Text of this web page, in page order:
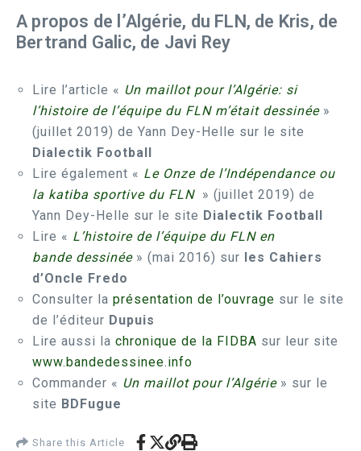
A propos de l’Algérie, du FLN, de Kris, de
Bertrand Galic, de Javi Rey
Lire l’article « Un maillot pour l’Algérie: si
l’histoire de l’équipe du FLN m’était dessinée»
(juillet 2019) de Yann Dey-Helle sur le site
Dialectik Football
Lire également « Le Onze de l’Indépendance ou
la katiba sportive du FLN » (juillet 2019) de
Yann Dey-Helle sur le site Dialectik Football
Lire « L’histoire de l’équipe du FLN en
bande dessinée» (mai 2016) sur les Cahiers
d’Oncle Fredo
Consulter la présentation de l’ouvrage sur le site
de l’éditeur Dupuis
Lire aussi la chronique de la FIDBA sur leur site
www.bandedessinee.info
Commander « Un maillot pour l’Algérie» sur le
site BDFugue
Share this Article